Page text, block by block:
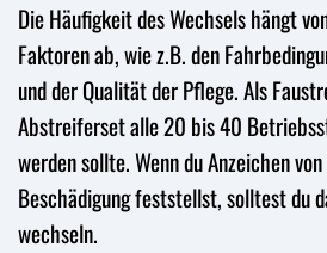
Die Häufigkeit des Wechsels hängt
Faktoren ab, wie z.B. den
und der Qualität der Pflege. Als
Abstreiferset alle 20 bis 40
werden sollte. Wenn du Anzeichen
Beschädigung feststellst, solltest du
wechseln.